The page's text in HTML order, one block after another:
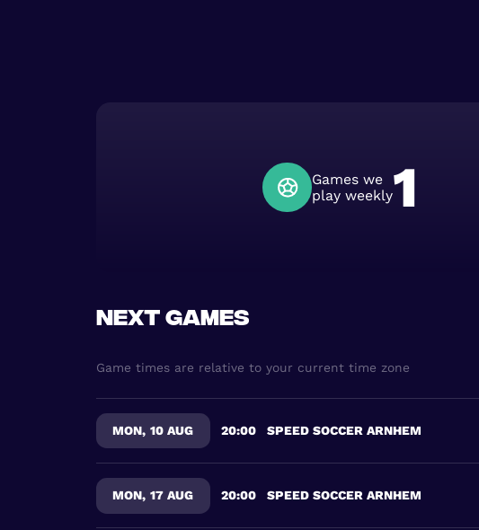
Games we
play weekly1
Next games
Game times are relative to your current time zone
MON, 10 AUG 20:00 SPEED SOCCER ARNHEM
MON, 17 AUG 20:00 SPEED SOCCER ARNHEM